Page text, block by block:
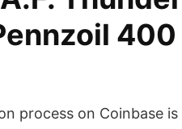
400
process on Coinbase is